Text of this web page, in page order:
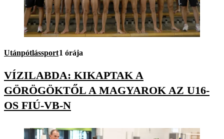
Utánpótlássport1 órája
VÍZILABDA: KIKAPTAK A
GÖRÖGÖKTŐL A MAGYAROK AZ U16-
OS FIÚ-VB-N